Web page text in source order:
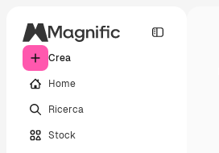
Crea
Home
Ricerca
Stock